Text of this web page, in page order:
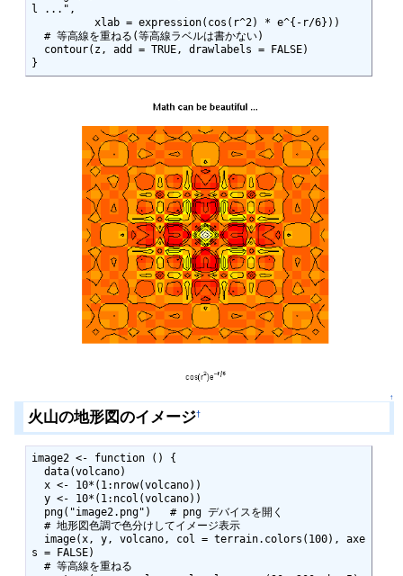
l ...",
}
↑
火山の地形図のイメージ†
image2 <- function () {
s = FALSE)